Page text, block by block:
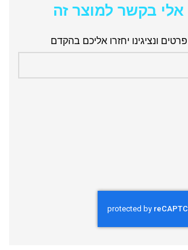
אלי בקשר למוצר זה
ונציגינו יחזרו אליכם בהקדם